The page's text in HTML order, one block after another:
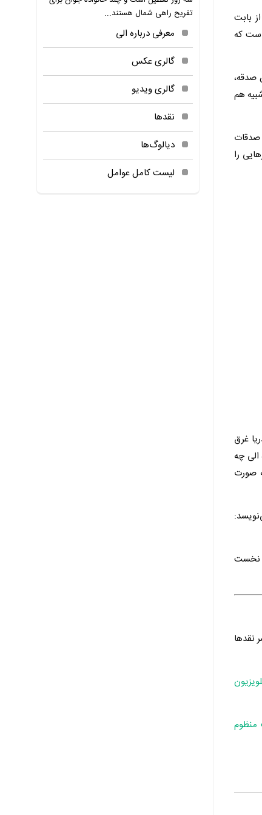
بابت
است که
صدقه،
هم
صدقات
را
غرق
چه
صورت
آمریکایی می‌نویسد:
نخست
نقدها
منظوم
تفریح راهی شمال هستند...
معرفی درباره الی
گالری عکس
گالری ویدیو
نقدها
دیالوگ‌ها
لیست کامل عوامل